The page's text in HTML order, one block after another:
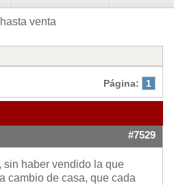
venta
Página: 1
#7529
sin haber vendido la que
cambio de casa, que cada